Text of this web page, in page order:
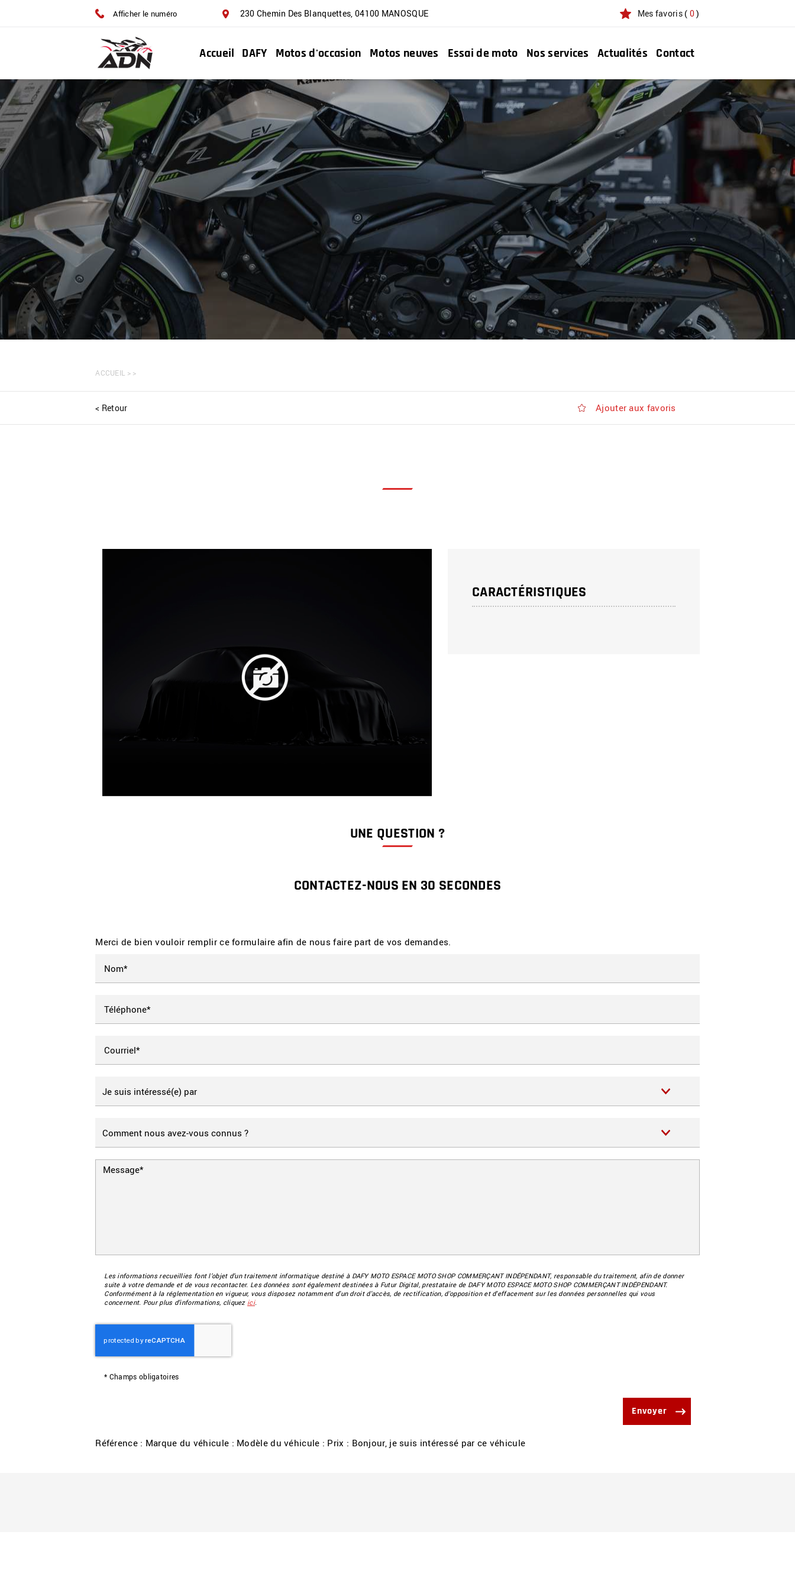
Afficher le numéro 230 Chemin Des Blanquettes, 04100 MANOSQUE Mes favoris( 0)
Accueil DAFY Motos d'occasion Motos neuves Essai de moto Nos services Actualités Contact
ACCUEIL > >
< Retour Ajouter aux favoris
CARACTÉRISTIQUES
UNE QUESTION ?
CONTACTEZ-NOUS EN 30 SECONDES
Merci de bien vouloir remplir ce formulaire afin de nous faire part de vos demandes.
Les informations recueillies font l’objet d’un traitement informatique destiné àDAFY MOTO ESPACE MOTO SHOP COMMERÇANT INDÉPENDANT, responsable du traitement, afin de donner
suite à votre demande et de vous recontacter. Les données sont également destinées à Futur Digital, prestataire de DAFY MOTO ESPACE MOTO SHOP COMMERÇANT INDÉPENDANT.
Conformément à la réglementation en vigueur, vous disposez notamment d'un droit d'accès, de rectification, d'opposition et d'effacement sur les données personnelles qui vous
concernent. Pour plus d’informations, cliquez ici.
* Champs obligatoires
Référence : Marque du véhicule : Modèle du véhicule : Prix : Bonjour, je suis intéressé par ce véhicule